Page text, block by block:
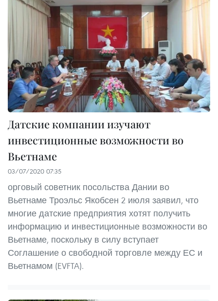
Датские компании изучают
инвестиционные возможности во
Вьетнаме
03/07/2020 07:35
орговый советник посольства Дании во
Вьетнаме Троэльс Якобсен 2 июля заявил, что
многие датские предприятия хотят получить
информацию и инвестиционные возможности во
Вьетнаме, поскольку в силу вступает
Соглашение о свободной торговле между ЕС и
Вьетнамом (EVFTA).